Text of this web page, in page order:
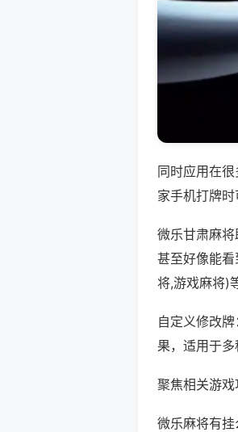
同时应用在
家手机打牌
微乐甘肃麻将
甚至好像能
将,游戏麻将)
自定义修改
果，适用于
聚焦相关游戏
微乐麻将有